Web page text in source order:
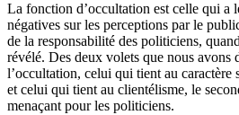
La fonction d’occultation est celle qui a
négatives sur les perceptions par le
de la responsabilité des politiciens,
révélé. Des deux volets que nous avons
l’occultation, celui qui tient au
et celui qui tient au clientélisme, le
menaçant pour les politiciens.